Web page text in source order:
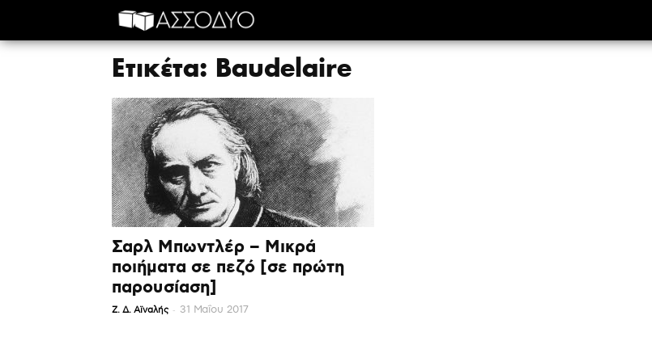
Ετικέτα: Baudelaire
Σαρλ Μπωντλέρ – Μικρά
ποιήματα σε πεζό [σε πρώτη
παρουσίαση]
Ζ. Δ. Αϊναλής - 31 Μαΐου 2017